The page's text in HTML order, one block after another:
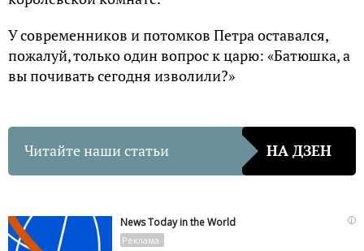
У современников и потомков Петра оставался,
пожалуй, только один вопрос к царю: «Батюшка, а
вы почивать сегодня изволили?»
Читайте наши статьи НА ДЗЕН
i
News Today in the World